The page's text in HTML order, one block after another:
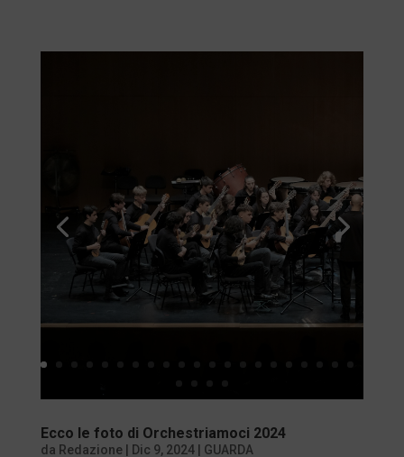
Ecco le foto di Orchestriamoci 2024
da Redazione| Dic 9, 2024| GUARDA